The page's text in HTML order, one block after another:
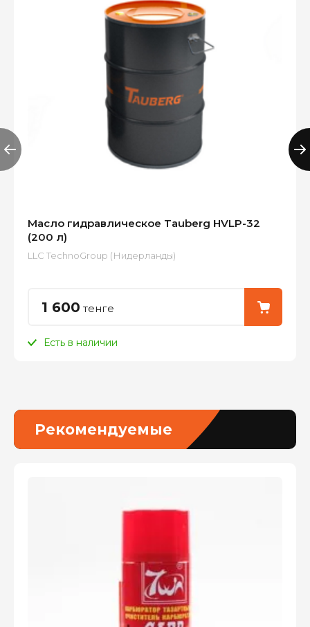
Масло гидравлическое Tauberg HVLP-32
(200 л)
LLC TechnoGroup (Нидерланды)
1 600 тенге
Есть в наличии
Рекомендуемые